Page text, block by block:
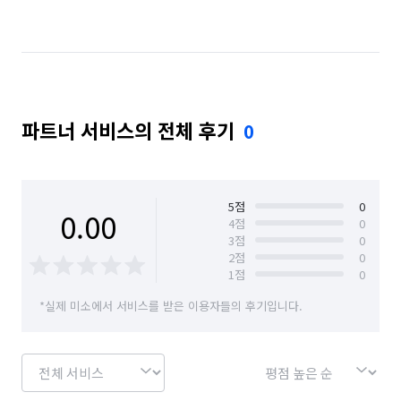
파트너 서비스의 전체 후기 0
0.00 5점
0
4점
0
3점
0
2점
0
1점
0
*실제 미소에서 서비스를 받은 이용자들의 후기입니다.